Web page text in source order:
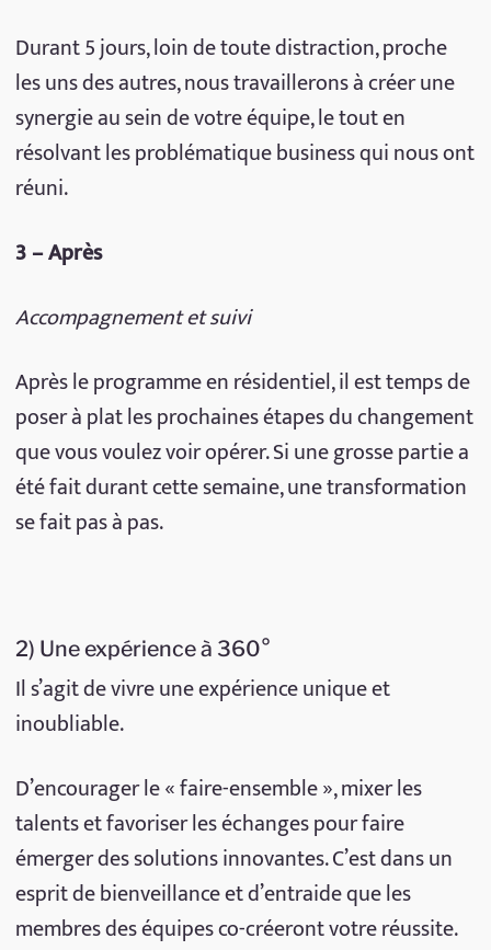
Durant 5 jours, loin de toute distraction, proche
les uns des autres, nous travaillerons à créer une
synergie au sein de votre équipe, le tout en
résolvant les problématique business qui nous ont
réuni.
3 – Après
Accompagnement et suivi
Après le programme en résidentiel, il est temps de
poser à plat les prochaines étapes du changement
que vous voulez voir opérer. Si une grosse partie a
été fait durant cette semaine, une transformation
se fait pas à pas.
2) Une expérience à 360°
Il s’agit de vivre une expérience unique et
inoubliable.
D’encourager le « faire-ensemble », mixer les
talents et favoriser les échanges pour faire
émerger des solutions innovantes. C’est dans un
esprit de bienveillance et d’entraide que les
membres des équipes co-créeront votre réussite.